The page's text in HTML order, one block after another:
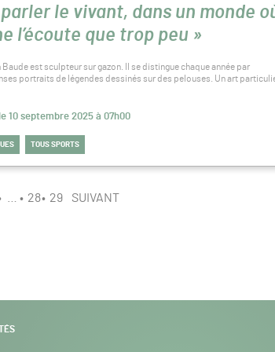
le vivant, dans un monde
l’écoute que trop peu »
Baude est sculpteur sur gazon. Il se distingue chaque année par
portraits de légendes dessinés sur des pelouses. Un art
10 septembre 2025 à 07h00
TOUS SPORTS
28 29 SUIVANT